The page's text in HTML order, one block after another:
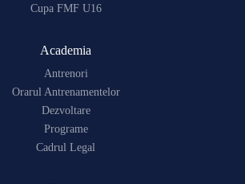
Cupa FMF U16
Academia
Antrenori
Orarul Antrenamentelor
Dezvoltare
Programe
Cadrul Legal